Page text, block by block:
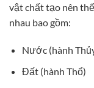
vật chất tạo nên
nhau bao gồm:
Nước (hành
Đất (hành Thổ)